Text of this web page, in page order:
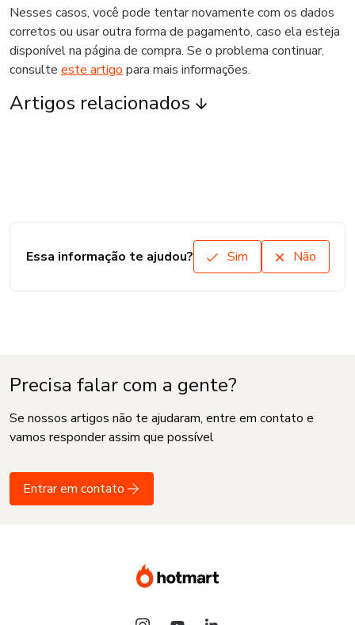
Nesses casos, você pode tentar novamente com os dados
corretos ou usar outra forma de pagamento, caso ela esteja
disponível na página de compra. Se o problema continuar,
consulte este artigo para mais informações.
Artigos relacionados
Essa informação te ajudou? Sim Não
Precisa falar com a gente?
Se nossos artigos não te ajudaram, entre em contato e
vamos responder assim que possível
Entrar em contato